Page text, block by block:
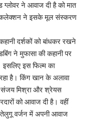
ग्लोवर ने आवाज दी है को मात
कलेक्शन ने इसके मूल संस्करण
दर्शकों को बांधकर रखने
ने मुफासा की कहानी पर
इसलिए इस फिल्म का
है। किंग खान के अलावा
संजय मिश्रा और श्रेयस
को आवाज दी है। वहीं
वर्जन में अपनी आवाज